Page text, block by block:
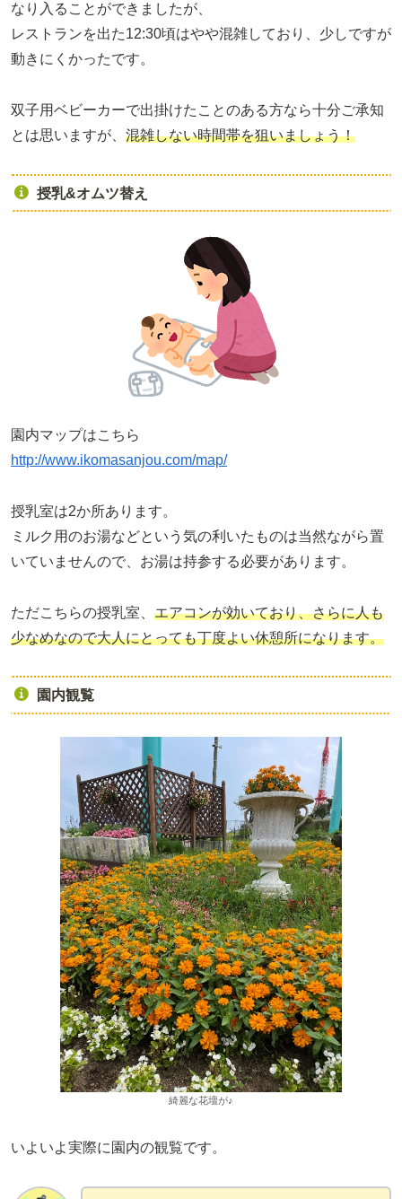
なり入ることができましたが、
レストランを出た12:30頃はやや混雑しており、少しですが
動きにくかったです。
双子用ベビーカーで出掛けたことのある方なら十分ご承知
とは思いますが、 混雑しない時間帯を狙いましょう！
授乳&オムツ替え
園内マップはこちら
http://www.ikomasanjou.com/map/
授乳室は2か所あります。
ミルク用のお湯などという気の利いたものは当然ながら置
いていませんので、お湯は持参する必要があります。
ただこちらの授乳室、 エアコンが効いており、さらに人も
少なめなので大人にとっても丁度よい休憩所になります。
園内観覧
綺麗な花壇が♪
いよいよ実際に園内の観覧です。